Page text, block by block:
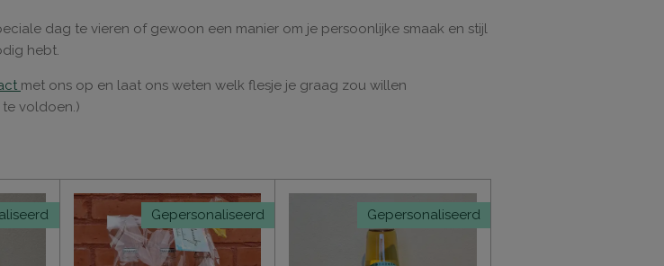
dag te vieren of gewoon een manier om je persoonlijke smaak en stijl
hebt.
met ons op en laat ons weten welk flesje je graag zou willen
te voldoen.)
Gepersonaliseerd Gepersonaliseerd